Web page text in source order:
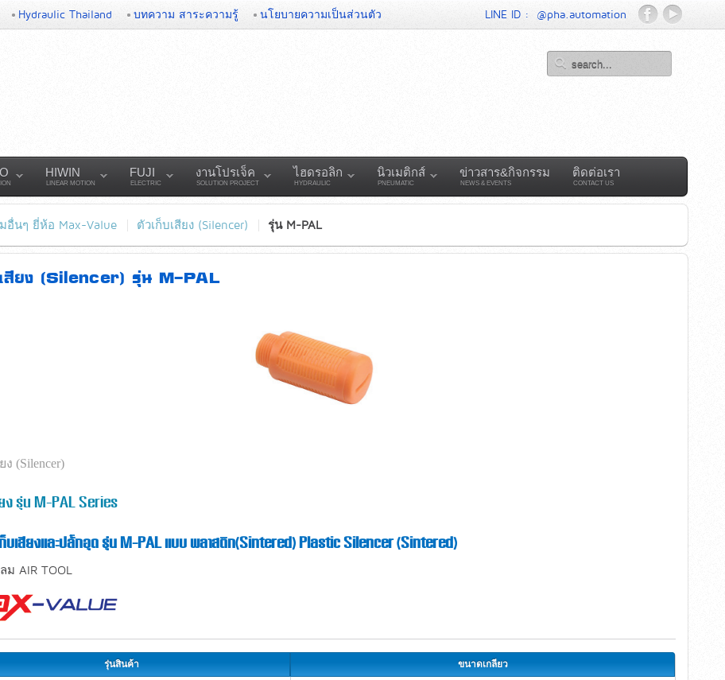
Hydraulic Thailand บทความ สาระความรู้ นโยบายความเป็นส่วนตัว LINE ID : @pha.automation
HIWIN
LINEAR MOTION
FUJI
ELECTRIC
งานโปรเจ็ค
SOLUTION PROJECT
ไฮดรอลิก
HYDRAULIC
นิวเมติกส์
PNEUMATIC
ข่าวสาร&กิจกรรม
NEWS & EVENTS
ติดต่อเรา
CONTACT US
อื่นๆ ยี่ห้อ Max-Value ตัวเก็บเสียง (Silencer) รุ่น M-PAL
สียง (Silencer) รุ่น M-PAL
ง (Silencer)
ง รุ่น M-PAL Series
บเสียงและปลั๊กอุด รุ่น M-PAL แบบ พลาสติก(Sintered) Plastic Silencer (Sintered)
AIR TOOL
รุ่นสินค้า
ขนาดเกลียว